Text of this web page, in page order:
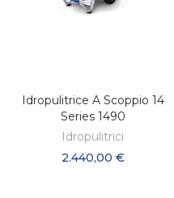
AGGIUNGI AL CARRELLO
Idropulitrice A Scoppio 14
Series 1490
Idropulitrici
2.440,00 €